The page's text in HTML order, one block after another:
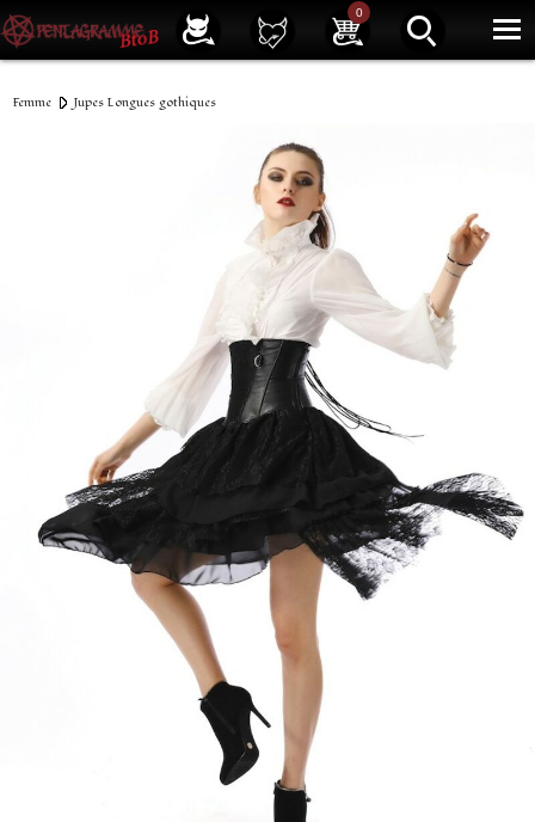
0
Service client 01 40 39 07 94
Newsletter | | Facebook | Instagram
|
Femme Jupes Longues gothiques